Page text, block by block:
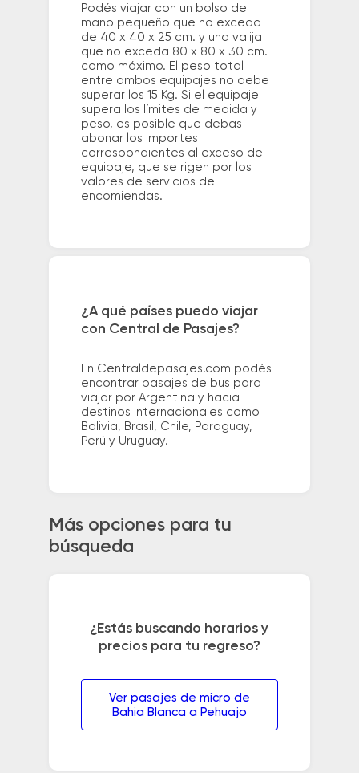
Podés viajar con un bolso de
mano pequeño que no exceda
de 40 x 40 x 25 cm. y una valija
que no exceda 80 x 80 x 30 cm.
como máximo. El peso total
entre ambos equipajes no debe
superar los 15 Kg. Si el equipaje
supera los límites de medida y
peso, es posible que debas
abonar los importes
correspondientes al exceso de
equipaje, que se rigen por los
valores de servicios de
encomiendas.
¿A qué países puedo viajar
con Central de Pasajes?
En Centraldepasajes.com podés
encontrar pasajes de bus para
viajar por Argentina y hacia
destinos internacionales como
Bolivia, Brasil, Chile, Paraguay,
Perú y Uruguay.
Más opciones para tu
búsqueda
¿Estás buscando horarios y
precios para tu regreso?
Ver pasajes de micro de
Bahia Blanca a Pehuajo